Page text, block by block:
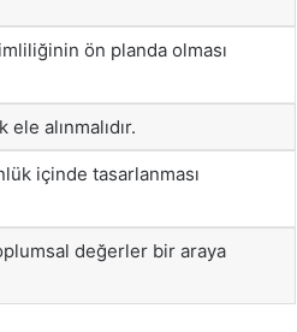
ön planda olması
alınmalıdır.
içinde tasarlanması
değerler bir araya